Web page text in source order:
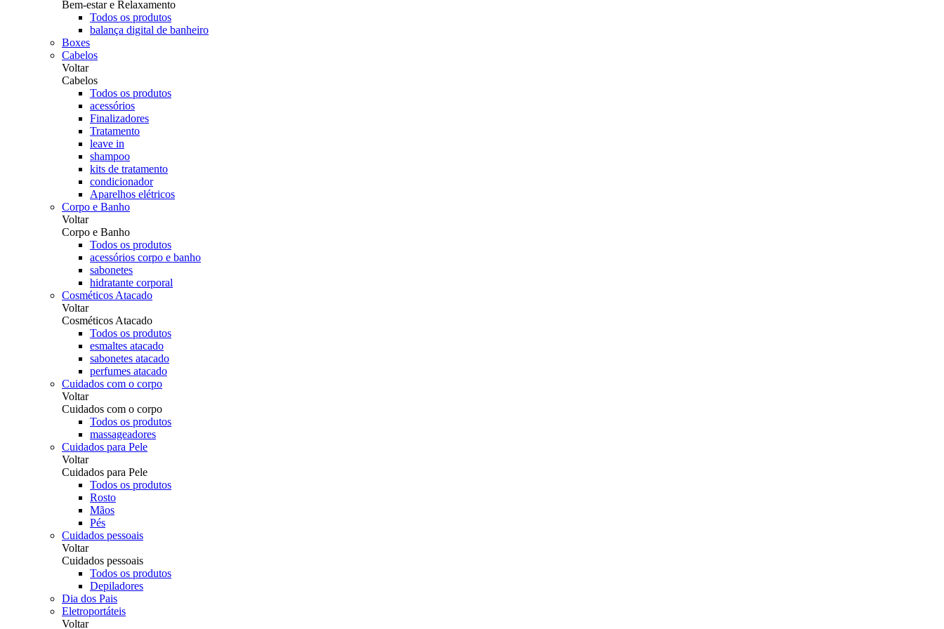
Bem-estar e Relaxamento
Todos os produtos
balança digital de banheiro
Boxes
Cabelos
Voltar
Cabelos
Todos os produtos
acessórios
Finalizadores
Tratamento
leave in
shampoo
kits de tratamento
condicionador
Aparelhos elétricos
Corpo e Banho
Voltar
Corpo e Banho
Todos os produtos
acessórios corpo e banho
sabonetes
hidratante corporal
Cosméticos Atacado
Voltar
Cosméticos Atacado
Todos os produtos
esmaltes atacado
sabonetes atacado
perfumes atacado
Cuidados com o corpo
Voltar
Cuidados com o corpo
Todos os produtos
massageadores
Cuidados para Pele
Voltar
Cuidados para Pele
Todos os produtos
Rosto
Mãos
Pés
Cuidados pessoais
Voltar
Cuidados pessoais
Todos os produtos
Depiladores
Dia dos Pais
Eletroportáteis
Voltar